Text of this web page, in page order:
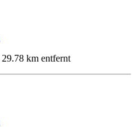
29.78 km entfernt